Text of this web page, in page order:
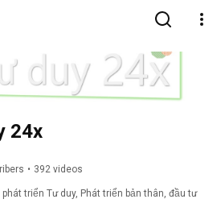
24x
• 392 videos
triển Tư duy, Phát triển bản thân, đầu tư